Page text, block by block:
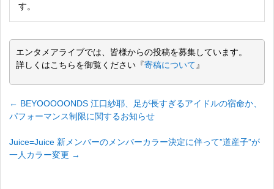
す。
エンタメアライブでは、皆様からの投稿を募集しています。
詳しくはこちらを御覧ください『寄稿について 』
← BEYOOOOONDS 江口紗耶、足が長すぎるアイドルの宿命か、
パフォーマンス制限に関するお知らせ
Juice=Juice 新メンバーのメンバーカラー決定に伴って”道産子”が
一人カラー変更 →